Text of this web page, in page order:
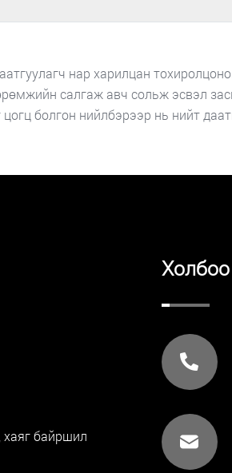
нар харилцан тохиролцоно.
салгаж авч сольж эсвэл
болгон нийлбэрээр нь нийт
хаяг байршил